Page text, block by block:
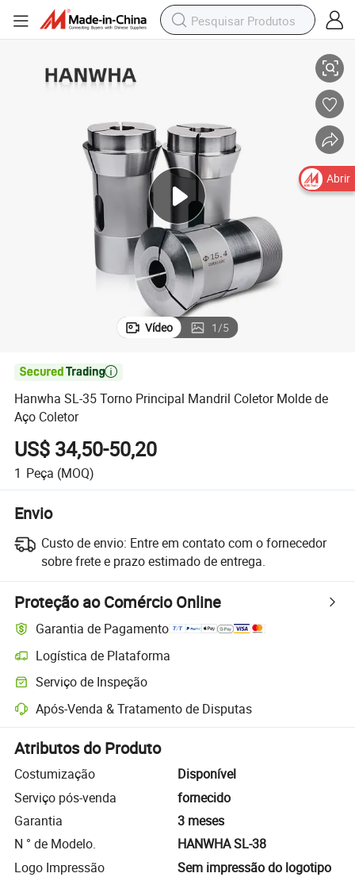
Vídeo 1/5

Hanwha SL-35 Torno Principal Mandril Coletor Molde de
Aço Coletor
US$ 34,50-50,20
1 Peça (MOQ)
Envio
Custo de envio: Entre em contato com o fornecedor
sobre frete e prazo estimado de entrega.
Proteção ao Comércio Online
Garantia de Pagamento
Logística de Plataforma
Rastreamento de remessas mais claro com logística suportada pela
Serviço de Inspeção
Inspeção pré-envio opcional para verificação de qualidade e
Após-Venda & Tratamento de Disputas
Resolução de disputas assistida pela plataforma, incluindo
Atributos do Produto
Costumização
Disponível
Serviço pós-venda
fornecido
Garantia
3 meses
N ° de Modelo.
HANWHA SL-38
Logo Impressão
Sem impressão do logotipo
Abrir